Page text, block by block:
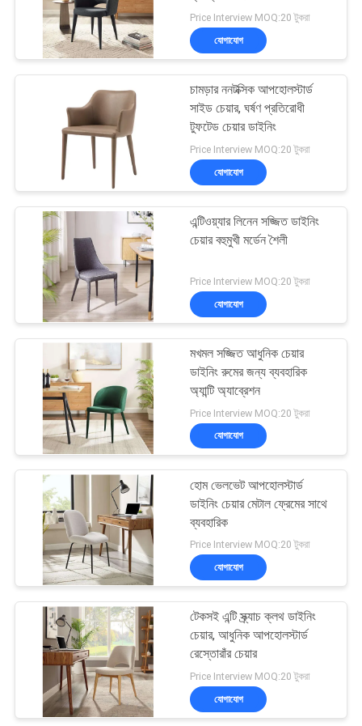
সাইট
ম্যাপ
গোপনীয়তা
মডুলার বিভাগীয় সোফা
53
আধুনিক লেদার সোফা
24
পালঙ্কের গদি টানুন
আধুনিক একক সিটার চেয়ার
Price Interview MOQ:20 টুকরা
যোগাযোগ
চামড়ার ননটক্সিক আপহোলস্টার্ড
সাইড চেয়ার, ঘর্ষণ প্রতিরোধী
টুফটেড চেয়ার ডাইনিং
Price Interview MOQ:20 টুকরা
যোগাযোগ
এন্টিওয়্যার লিনেন সজ্জিত ডাইনিং
চেয়ার বহুমুখী মর্ডেন শৈলী
Price Interview MOQ:20 টুকরা
যোগাযোগ
মখমল সজ্জিত আধুনিক চেয়ার
ডাইনিং রুমের জন্য ব্যবহারিক
অ্যান্টি অ্যাব্রেশন
Price Interview MOQ:20 টুকরা
যোগাযোগ
হোম ভেলভেট আপহোলস্টার্ড
ডাইনিং চেয়ার মেটাল ফ্রেমের সাথে
ব্যবহারিক
Price Interview MOQ:20 টুকরা
যোগাযোগ
টেকসই এন্টি স্ক্র্যাচ ক্লথ ডাইনিং
চেয়ার, আধুনিক আপহোলস্টার্ড
রেস্তোরাঁর চেয়ার
Price Interview MOQ:20 টুকরা
যোগাযোগ